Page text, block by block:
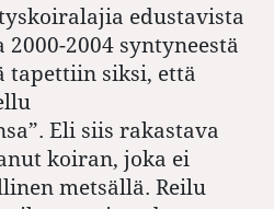
edustavista
2004 syntyneestä
tapettiin siksi, että
Eli siis rakastava
koiran, joka ei
metsällä. Reilu